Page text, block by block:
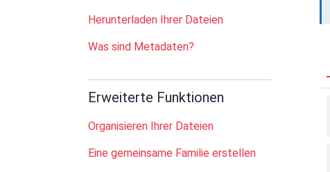
Herunterladen Ihrer Dateien
Was sind Metadaten?
Erweiterte Funktionen
Organisieren Ihrer Dateien
Eine gemeinsame Familie erstellen